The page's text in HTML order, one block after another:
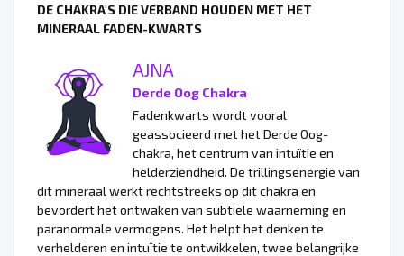
DE CHAKRA'S DIE VERBAND HOUDEN MET HET
MINERAAL FADEN-KWARTS
AJNA
Derde Oog Chakra
Fadenkwarts wordt vooral
geassocieerd met het Derde Oog-
chakra, het centrum van intuïtie en
helderziendheid. De trillingsenergie van
dit mineraal werkt rechtstreeks op dit chakra en
bevordert het ontwaken van subtiele waarneming en
paranormale vermogens. Het helpt het denken te
verhelderen en intuïtie te ontwikkelen, twee belangrijke